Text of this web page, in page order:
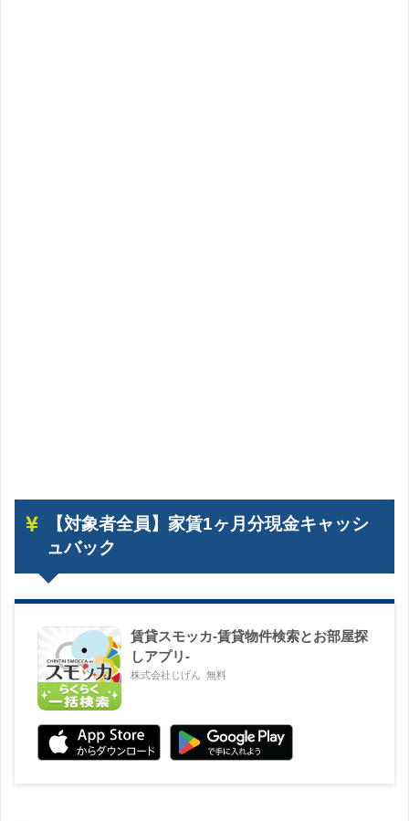
【対象者全員】家賃1ヶ月分現金キャッシ
ュバック
賃貸スモッカ-賃貸物件検索とお部屋探
しアプリ-
株式会社じげん 無料